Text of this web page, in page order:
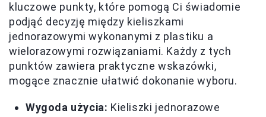
kluczowe punkty, które pomogą Ci świadomie
podjąć decyzję między kieliszkami
jednorazowymi wykonanymi z plastiku a
wielorazowymi rozwiązaniami. Każdy z tych
punktów zawiera praktyczne wskazówki,
mogące znacznie ułatwić dokonanie wyboru.
Wygoda użycia: Kieliszki jednorazowe